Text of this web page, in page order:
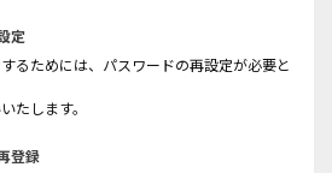
定
るためには、パスワードの再設定が必要と
たします。
登録